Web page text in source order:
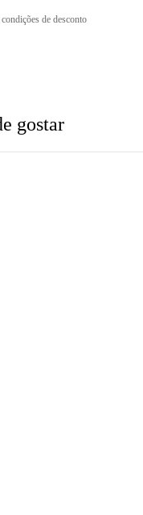
condições de desconto
gostar